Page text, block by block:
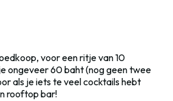
voor een ritje van 10
ongeveer 60 baht (nog geen twee
als je iets te veel cocktails hebt
rooftop bar!